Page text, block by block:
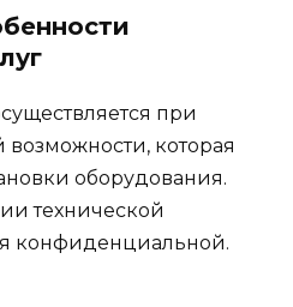
при
которая
оборудования.
технической
конфиденциальной.